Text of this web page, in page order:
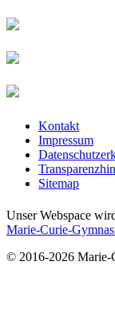
Kontakt
Impressum
Sitemap
Unser Webspace
Marie-Curie-
© 2016-2026 Marie-